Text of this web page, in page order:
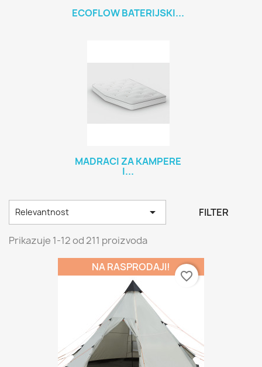
ECOFLOW BATERIJSKI...
MADRACI ZA KAMPERE
I...
Relevantnost  FILTER
Prikazuje 1-12 od 211 proizvoda
NA RASPRODAJI!
favorite_border